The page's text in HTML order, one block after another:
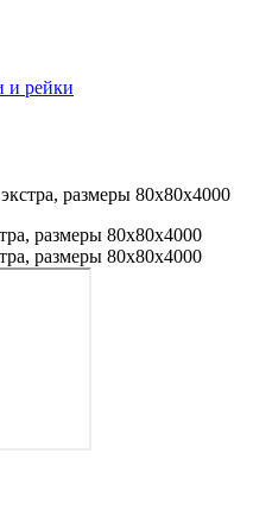
и рейки
размеры 80х80х4000